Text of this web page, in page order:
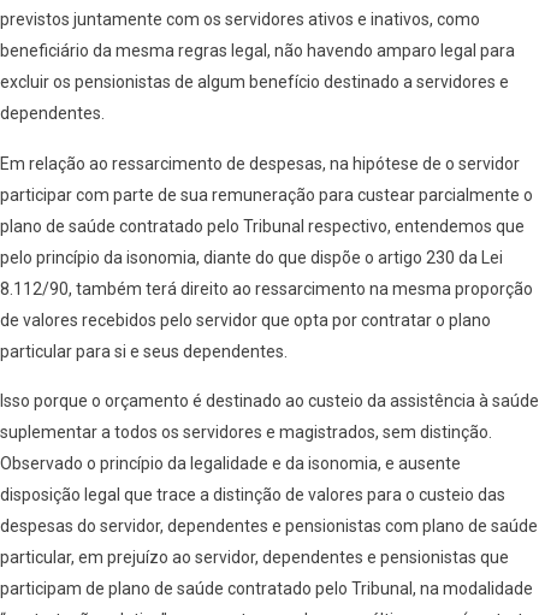
previstos juntamente com os servidores ativos e inativos, como
beneficiário da mesma regras legal, não havendo amparo legal para
excluir os pensionistas de algum benefício destinado a servidores e
dependentes.
Em relação ao ressarcimento de despesas, na hipótese de o servidor
participar com parte de sua remuneração para custear parcialmente o
plano de saúde contratado pelo Tribunal respectivo, entendemos que
pelo princípio da isonomia, diante do que dispõe o artigo 230 da Lei
8.112/90, também terá direito ao ressarcimento na mesma proporção
de valores recebidos pelo servidor que opta por contratar o plano
particular para si e seus dependentes.
Isso porque o orçamento é destinado ao custeio da assistência à saúde
suplementar a todos os servidores e magistrados, sem distinção.
Observado o princípio da legalidade e da isonomia, e ausente
disposição legal que trace a distinção de valores para o custeio das
despesas do servidor, dependentes e pensionistas com plano de saúde
particular, em prejuízo ao servidor, dependentes e pensionistas que
participam de plano de saúde contratado pelo Tribunal, na modalidade